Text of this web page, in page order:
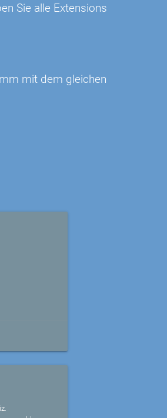
Sie alle Extensions
mit dem gleichen